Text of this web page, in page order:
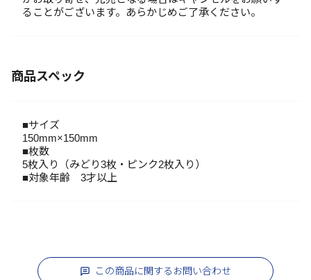
ることがございます。あらかじめご了承ください。
商品スペック
■サイズ
150mm×150mm
■枚数
5枚入り（みどり3枚・ピンク2枚入り）
■対象年齢 3才以上
この商品に関するお問い合わせ